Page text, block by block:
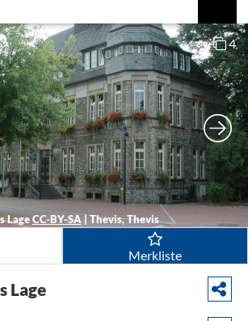
LageCC-BY-SA |Thevis, Thevis
4
Merkliste
Lage